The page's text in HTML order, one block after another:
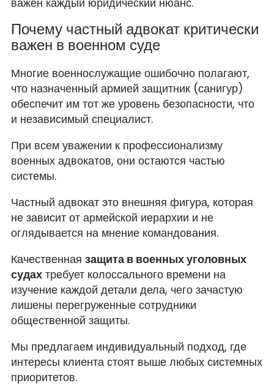
Почему частный адвокат критически
важен в военном суде
Многие военнослужащие ошибочно полагают,
что назначенный армией защитник (санигур)
обеспечит им тот же уровень безопасности, что
и независимый специалист.
При всем уважении к профессионализму
военных адвокатов, они остаются частью
системы.
Частный адвокат это внешняя фигура, которая
не зависит от армейской иерархии и не
оглядывается на мнение командования.
Качественная защита в военных уголовных
судахтребует колоссального времени на
изучение каждой детали дела, чего зачастую
лишены перегруженные сотрудники
общественной защиты.
Мы предлагаем индивидуальный подход, где
интересы клиента стоят выше любых системных
приоритетов.